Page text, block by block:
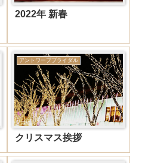
2022年 新春
アントワープブライダル
クリスマス挨拶